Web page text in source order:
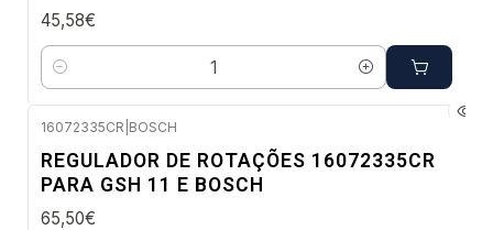
45,58€
Quantidade
16072335CR BOSCH
REGULADOR DE ROTAÇÕES 16072335CR
PARA GSH 11 E BOSCH
65,50€